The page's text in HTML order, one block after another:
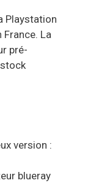
Playstation
La
pré-
version :
blueray